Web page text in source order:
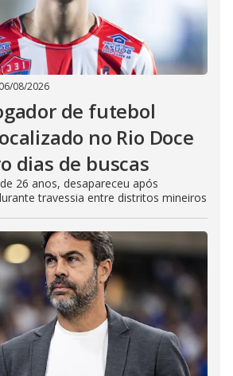
06/08/2026
de futebol
no Rio Doce
dias de buscas
26 anos, desapareceu após
travessia entre distritos mineiros